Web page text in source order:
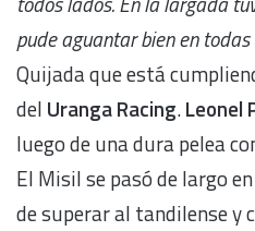
pude aguantar bien en
Quijada que está
del Uranga Racing.Leonel
luego de una dura pelea
El Misil se pasó de largo
de superar al tandilense y